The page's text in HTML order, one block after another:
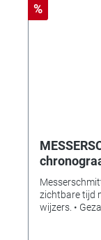
%
zichtbare tijd
wijzers. •